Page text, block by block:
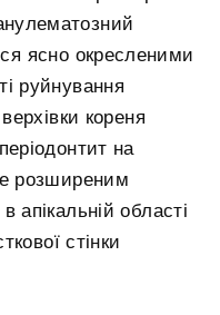
ясно окресленими
руйнування
кореня
на
розширеним
апікальній області
стінки